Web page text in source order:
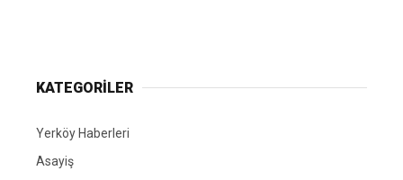
KATEGORİLER
Yerköy Haberleri
Asayiş